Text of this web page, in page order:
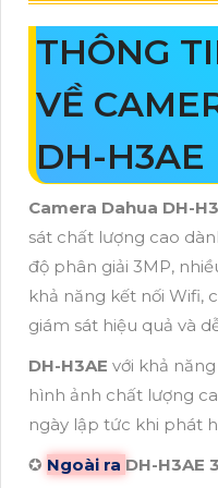
THÔNG
VỀ
DH-H3AE
Camera Dahua DH-
sát chất lượng cao
độ phân giải 3MP,
khả năng kết nối Wifi,
giám sát hiệu quả và
DH-H3AE với khả
hình ảnh chất lượng
ngày lập tức khi phát
✪ Ngoài ra DH-H3AE